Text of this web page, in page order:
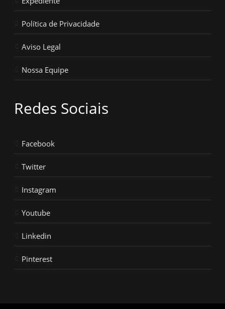
Política de Privacidade
Aviso Legal
Nossa Equipe
Redes Sociais
Facebook
Twitter
Instagram
Youtube
Linkedin
Pinterest